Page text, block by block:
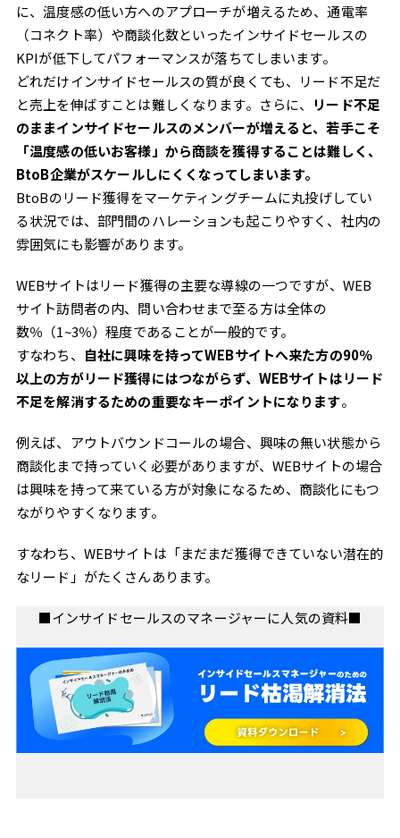
に、温度感の低い方へのアプローチが増えるため、通電率
（コネクト率）や商談化数といったインサイドセールスの
KPIが低下してパフォーマンスが落ちてしまいます。
どれだけインサイドセールスの質が良くても、リード不足だ
と売上を伸ばすことは難しくなります。さらに、
リード不足
のままインサイドセールスのメンバーが増えると、若手こそ
「温度感の低いお客様」から商談を獲得することは難しく、
BtoB企業がスケールしにくくなってしまいます。
BtoBのリード獲得をマーケティングチームに丸投げしてい
る状況では、部門間のハレーションも起こりやすく、社内の
雰囲気にも影響があります。
WEBサイトはリード獲得の主要な導線の一つですが、WEB
サイト訪問者の内、問い合わせまで至る方は全体の
数％（1~3％）程度であることが一般的です。
すなわち、
自社に興味を持ってWEBサイトへ来た方の90％
以上の方がリード獲得にはつながらず、WEBサイトはリード
不足を解消するための重要なキーポイントになります。
例えば、アウトバウンドコールの場合、興味の無い状態から
商談化まで持っていく必要がありますが、WEBサイトの場合
は興味を持って来ている方が対象になるため、商談化にもつ
ながりやすくなります。
すなわち、WEBサイトは「まだまだ獲得できていない潜在的
なリード」がたくさんあります。
■インサイドセールスのマネージャーに人気の資料■